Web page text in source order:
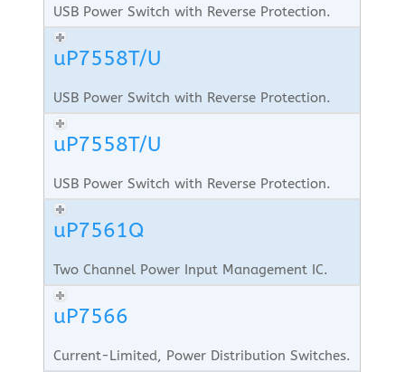
USB Power Switch with Reverse Protection.
uP7558T/U
USB Power Switch with Reverse Protection.
uP7558T/U
USB Power Switch with Reverse Protection.
uP7561Q
Two Channel Power Input Management IC.
uP7566
Current-Limited, Power Distribution Switches.